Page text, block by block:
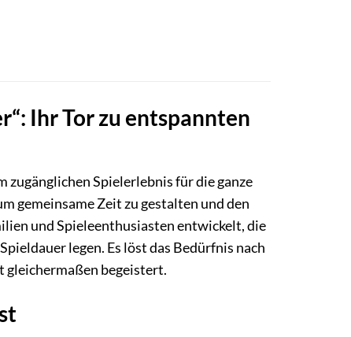
Ihr Tor zu entspannten
zugänglichen Spielerlebnis für die ganze
gemeinsame Zeit zu gestalten und den
und Spieleenthusiasten entwickelt, die
legen. Es löst das Bedürfnis nach
gleichermaßen begeistert.